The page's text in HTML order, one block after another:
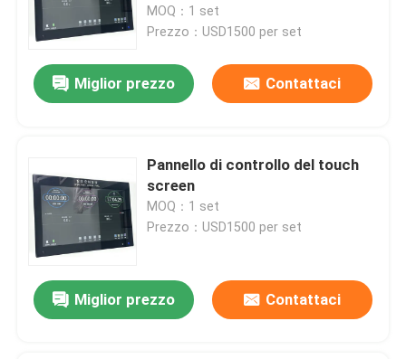
operatoria all-in-one con
integrazione di 6 sistemi
MOQ：1 set
Prezzo：USD1500 per set
Miglior prezzo Contattaci
Pannello di controllo del touch
screen
MOQ：1 set
Prezzo：USD1500 per set
Miglior prezzo Contattaci